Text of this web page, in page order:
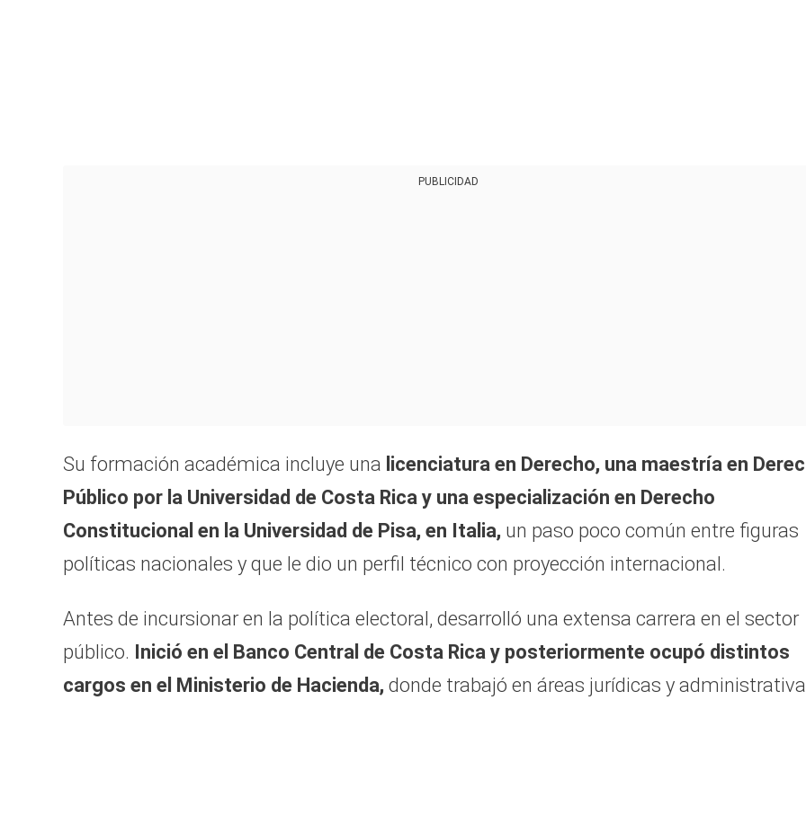
PUBLICIDAD
Su formación académica incluye una licenciatura en Derecho, una maestría en
Público por la Universidad de Costa Rica y una especialización en Derecho
Constitucional en la Universidad de Pisa, en Italia, un paso poco común entre figuras
políticas nacionales y que le dio un perfil técnico con proyección internacional.
Antes de incursionar en la política electoral, desarrolló una extensa carrera en el sector
público. Inició en el Banco Central de Costa Rica y posteriormente ocupó distintos
cargos en el Ministerio de Hacienda, donde trabajó en áreas jurídicas y